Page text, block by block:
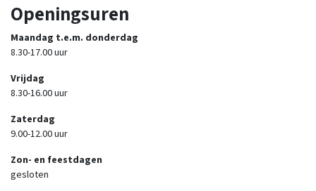
Openingsuren
Maandag t.e.m. donderdag
8.30-17.00 uur
Vrijdag
8.30-16.00 uur
Zaterdag
9.00-12.00 uur
Zon- en feestdagen
gesloten